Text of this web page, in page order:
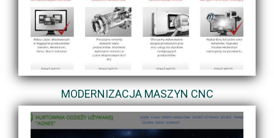
MODERNIZACJA MASZYN CNC